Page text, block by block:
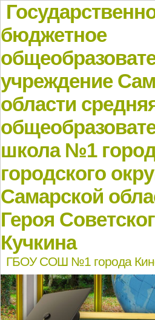
бюджетное
учреждение
области
школа №1
городского
Самарской
Героя
Кучкина
ГБОУ СОШ №1 города